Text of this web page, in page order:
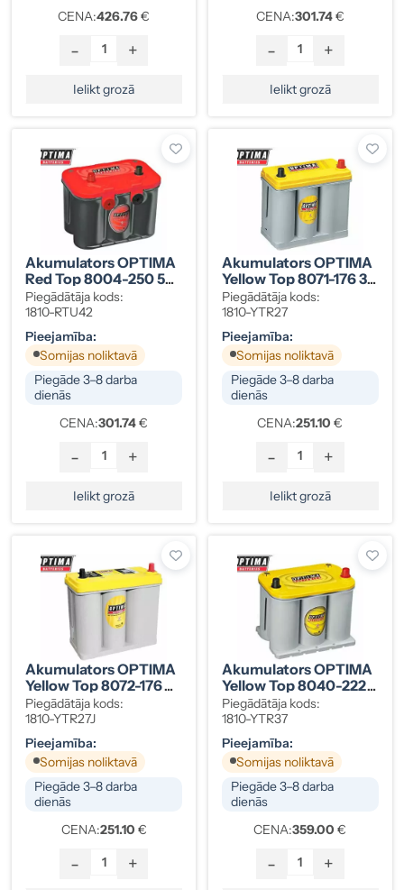
CENA:426.76€
- +
Ielikt grozā
CENA:301.74€
- +
Ielikt grozā
Akumulators OPTIMA
Red Top 8004-250 50
Ah
Piegādātāja kods:
1810-RTU42
Pieejamība:
Somijas noliktavā
Piegāde 3–8 darba
dienās
CENA:301.74€
- +
Ielikt grozā
Akumulators OPTIMA
Yellow Top 8071-176 38
Ah
Piegādātāja kods:
1810-YTR27
Pieejamība:
Somijas noliktavā
Piegāde 3–8 darba
dienās
CENA:251.10 €
- +
Ielikt grozā
Akumulators OPTIMA
Yellow Top 8072-176
38 Ah
Piegādātāja kods:
1810-YTR27J
Pieejamība:
Somijas noliktavā
Piegāde 3–8 darba
dienās
CENA:251.10 €
- +
Akumulators OPTIMA
Yellow Top 8040-222
48 Ah
Piegādātāja kods:
1810-YTR37
Pieejamība:
Somijas noliktavā
Piegāde 3–8 darba
dienās
CENA:359.00 €
- +